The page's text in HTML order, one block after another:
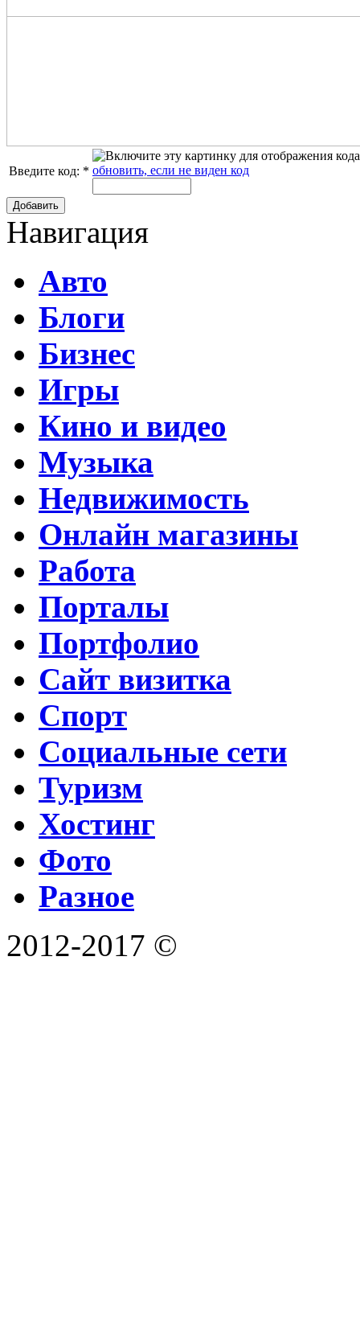
Введите код: * обновить, если не виден код
Добавить
Навигация
Авто
Блоги
Бизнес
Игры
Кино и видео
Музыка
Недвижимость
Онлайн магазины
Работа
Порталы
Портфолио
Сайт визитка
Спорт
Социальные сети
Туризм
Хостинг
Фото
Разное
2012-2017 ©